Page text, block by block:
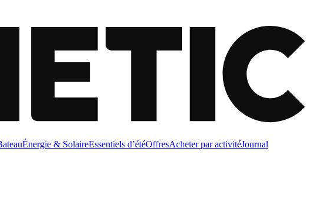
Énergie & SolaireEssentiels d’étéOffresAcheter par activitéJournal